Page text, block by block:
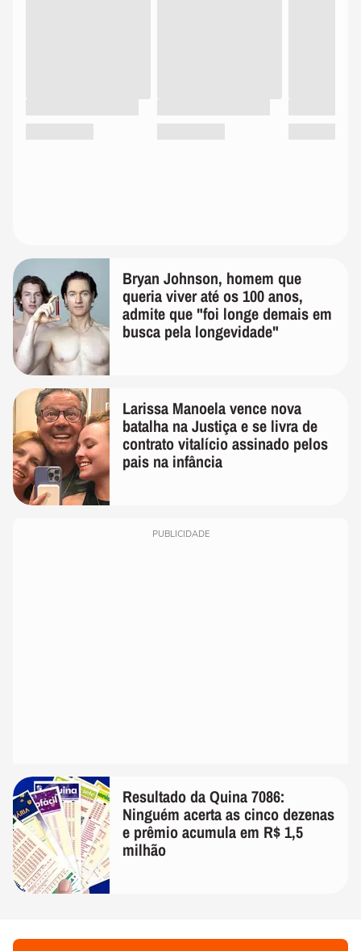
Bryan Johnson, homem que
queria viver até os 100 anos,
admite que "foi longe demais em
busca pela longevidade"
Larissa Manoela vence nova
batalha na Justiça e se livra de
contrato vitalício assinado pelos
pais na infância
PUBLICIDADE
Resultado da Quina 7086:
Ninguém acerta as cinco dezenas
e prêmio acumula em R$ 1,5
milhão